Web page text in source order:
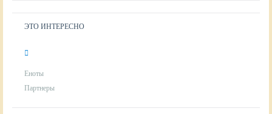
ЭТО ИНТЕРЕСНО
Еноты
Партнеры